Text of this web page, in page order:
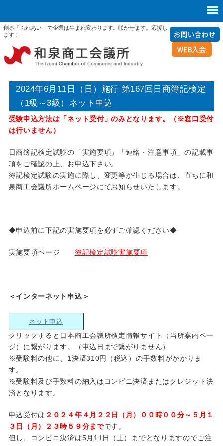
創る「ふれあい」で企業は生まれ変わります。咲かせます。応援し
ます！
2024年6月11日（日）施行 第167回日商簿記検定
（1級～3級）ネット申込
受験申込方法は「ネット受付」のみとなります。（※窓口受付
は行いません）
日商簿記検定試験の「実施要項」「連絡・注意事項」の記載事
項をご確認の上、お申込下さい。
簿記検定試験の実施に際し、変更等が生じる場合は、直ちに和
泉商工会議所ホームページにてお知らせいたします。
◆申込前に下記の実施要項を必ずご確認ください◆
実施要項ページ 簿記検定試験実施要項
＜インターネット申込＞
ネット申込
クリックすると日本商工会議所検定情報サイト（当所案内ペー
ジ）に繋がります。（申込日まで繋がりません）
※受験料の他に、1決済310円（税込）の手数料がかかりま
す。
※受験料及び手数料の納入はコンビニ決済またはクレジット決
済となります。
申込受付は ２０２４年４月２２日（月）００時００分～５月１
３日（月）２３時５９分までです。
但し、コンビニ決済は5月11日（土）までとなりますのでご注